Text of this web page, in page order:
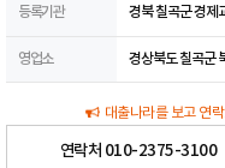
등록기관 경북 칠곡군 경
영업소 경상북도 칠곡군
대출나라를 보고 연
연락처 010-2375-3100